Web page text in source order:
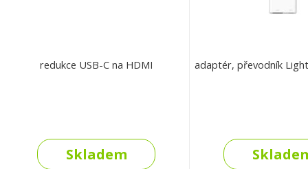
redukce USB-C na HDMI
Skladem
adaptér, převodník